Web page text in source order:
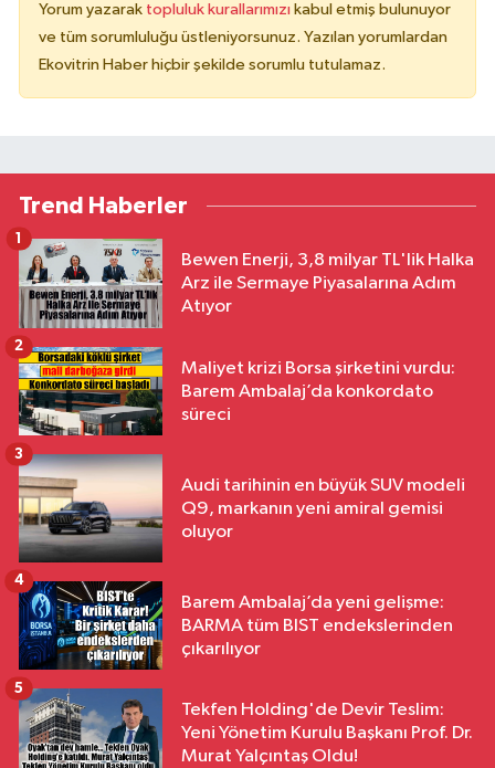
Yorum yazarak topluluk kurallarımızı kabul etmiş bulunuyor
ve tüm sorumluluğu üstleniyorsunuz. Yazılan yorumlardan
Ekovitrin Haber hiçbir şekilde sorumlu tutulamaz.
Trend Haberler
Bewen Enerji, 3,8 milyar TL'lik Halka
Arz ile Sermaye Piyasalarına Adım
Atıyor
1
Maliyet krizi Borsa şirketini vurdu:
Barem Ambalaj’da konkordato
süreci
2
Audi tarihinin en büyük SUV modeli
Q9, markanın yeni amiral gemisi
oluyor
3
Barem Ambalaj’da yeni gelişme:
BARMA tüm BIST endekslerinden
çıkarılıyor
4
Tekfen Holding'de Devir Teslim:
Yeni Yönetim Kurulu Başkanı Prof. Dr.
Murat Yalçıntaş Oldu!
5